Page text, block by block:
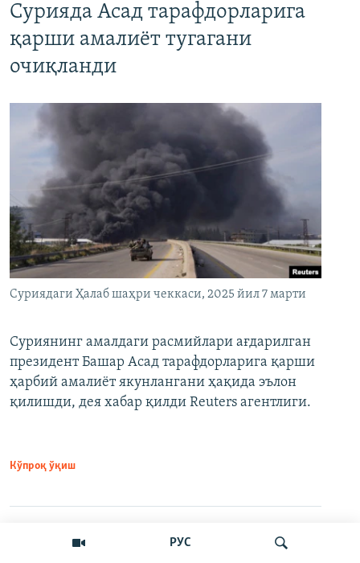
РУС
Сурияда Асад тарафдорларига
қарши амалиёт тугагани
очиқланди
Суриядаги Ҳалаб шаҳри чеккаси, 2025 йил 7 марти
Суриянинг амалдаги расмийлари ағдарилган
президент Башар Асад тарафдорларига қарши
ҳарбий амалиёт якунлангани ҳақида эълон
қилишди, дея хабар қилди Reuters агентлиги.
Кўпроқ ўқиш
Ўртоқлашинг VPNсиз ўқиш